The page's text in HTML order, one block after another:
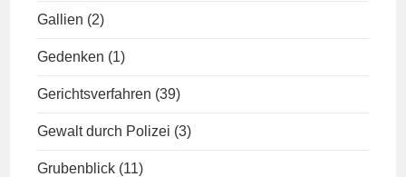
Gallien (2)
Gedenken (1)
Gerichtsverfahren (39)
Gewalt durch Polizei (3)
Grubenblick (11)